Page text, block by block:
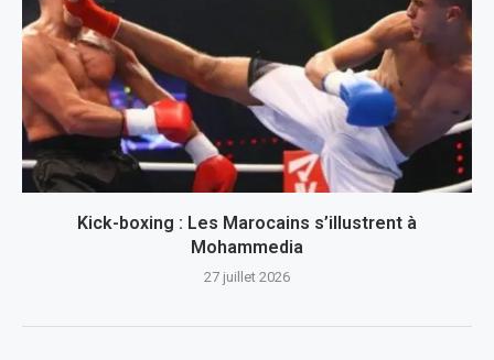
Kick-boxing : Les Marocains s’illustrent à
Mohammedia
27 juillet 2026